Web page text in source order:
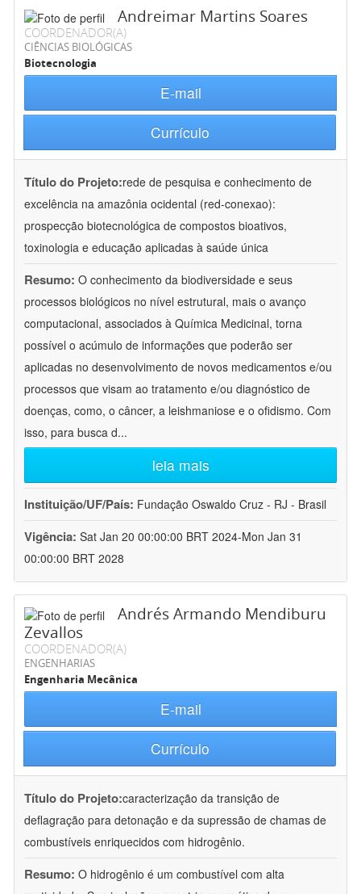
Andreimar Martins Soares
COORDENADOR(A)
CIÊNCIAS BIOLÓGICAS
Biotecnologia
E-mail
Currículo
Título do Projeto:rede de pesquisa e conhecimento de
excelência na amazônia ocidental (red-conexao):
prospecção biotecnológica de compostos bioativos,
toxinologia e educação aplicadas à saúde única
Resumo: O conhecimento da biodiversidade e seus
processos biológicos no nível estrutural, mais o avanço
computacional, associados à Química Medicinal, torna
possível o acúmulo de informações que poderão ser
aplicadas no desenvolvimento de novos medicamentos e/ou
processos que visam ao tratamento e/ou diagnóstico de
doenças, como, o câncer, a leishmaniose e o ofidismo. Com
isso, para busca d...
leia mais
Instituição/UF/País: Fundação Oswaldo Cruz - RJ - Brasil
Vigência: Sat Jan 20 00:00:00 BRT 2024-Mon Jan 31
00:00:00 BRT 2028
Andrés Armando Mendiburu
Zevallos
COORDENADOR(A)
ENGENHARIAS
Engenharia Mecânica
E-mail
Currículo
Título do Projeto:caracterização da transição de
deflagração para detonação e da supressão de chamas de
combustíveis enriquecidos com hidrogênio.
Resumo: O hidrogênio é um combustível com alta